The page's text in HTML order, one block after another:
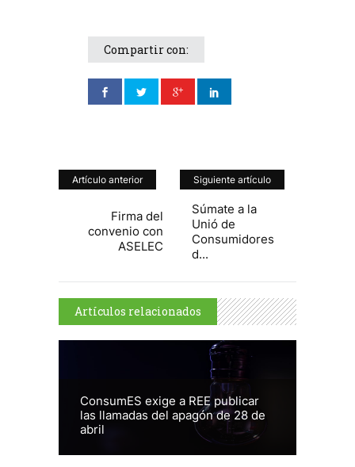
Compartir con:
Artículo anterior
Firma del
convenio con
ASELEC
Siguiente artículo
Súmate a la
Unió de
Consumidores
d...
Artículos relacionados
ConsumES exige a REE publicar
las llamadas del apagón de 28 de
abril